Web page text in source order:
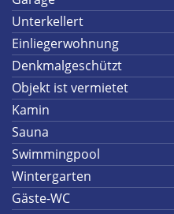
Unterkellert
Einliegerwohnung
Denkmalgeschützt
Objekt ist vermietet
Kamin
Sauna
Swimmingpool
Wintergarten
Gäste-WC